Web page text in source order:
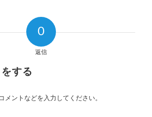
0
返信
する
メントなどを入力してください。